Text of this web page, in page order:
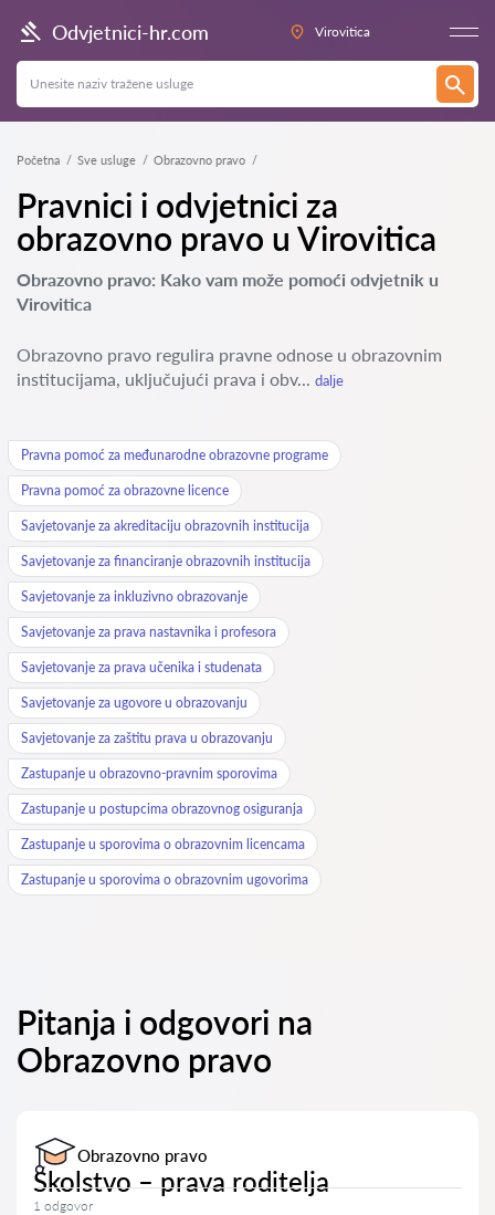
Odvjetnici-hr.com Virovitica
Početna Sve usluge Obrazovno pravo
Pravnici i odvjetnici za
obrazovno pravo u Virovitica
Obrazovno pravo: Kako vam može pomoći odvjetnik u
Virovitica
Obrazovno pravo regulira pravne odnose u obrazovnim
institucijama, uključujući prava i obv... dalje
Pravna pomoć za međunarodne obrazovne programe
Pravna pomoć za obrazovne licence
Savjetovanje za akreditaciju obrazovnih institucija
Savjetovanje za financiranje obrazovnih institucija
Savjetovanje za inkluzivno obrazovanje
Savjetovanje za prava nastavnika i profesora
Savjetovanje za prava učenika i studenata
Savjetovanje za ugovore u obrazovanju
Savjetovanje za zaštitu prava u obrazovanju
Zastupanje u obrazovno-pravnim sporovima
Zastupanje u postupcima obrazovnog osiguranja
Zastupanje u sporovima o obrazovnim licencama
Zastupanje u sporovima o obrazovnim ugovorima
Pitanja i odgovori na
Obrazovno pravo
Obrazovno pravo
Školstvo – prava roditelja
1 odgovor